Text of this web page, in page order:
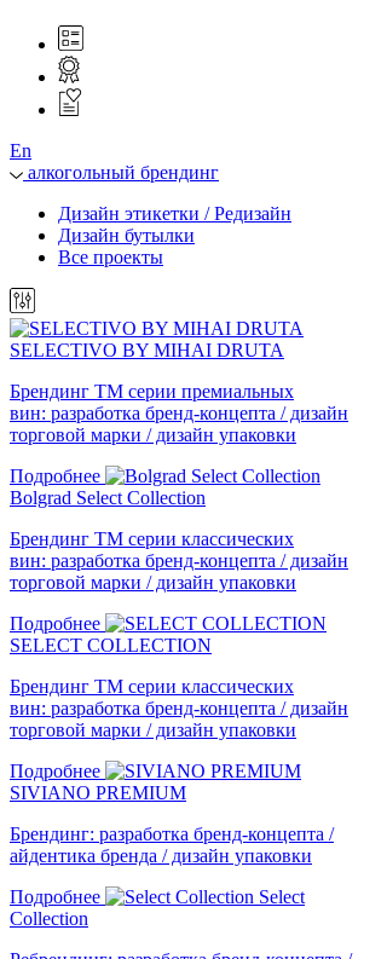
En
алкогольный брендинг
Дизайн этикетки / Редизайн
Дизайн бутылки
Все проекты
SELECTIVO BY MIHAI DRUTA
Брендинг ТМ серии премиальных
вин: разработка бренд-концепта / дизайн
торговой марки / дизайн упаковки
Подробнее
Bolgrad Select Collection
Брендинг ТМ серии классических
вин: разработка бренд-концепта / дизайн
торговой марки / дизайн упаковки
Подробнее
SELECT COLLECTION
Брендинг ТМ серии классических
вин: разработка бренд-концепта / дизайн
торговой марки / дизайн упаковки
Подробнее
SIVIANO PREMIUM
Брендинг: разработка бренд-концепта /
айдентика бренда / дизайн упаковки
Подробнее
Select
Collection